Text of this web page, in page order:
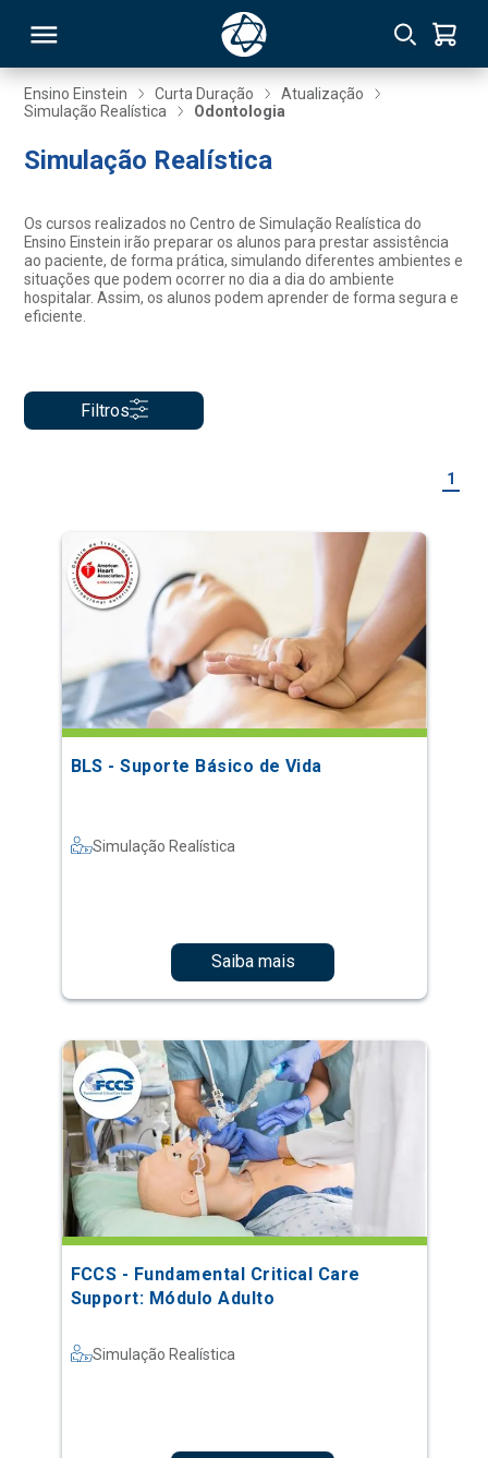
Ensino Einstein Curta Duração
Atualização
Simulação Realística
Odontologia
Simulação Realística
Os cursos realizados no Centro de Simulação Realística do
Ensino Einstein irão preparar os alunos para prestar assistência
ao paciente, de forma prática, simulando diferentes ambientes e
situações que podem ocorrer no dia a dia do ambiente
hospitalar. Assim, os alunos podem aprender de forma segura e
eficiente.
Filtros
1
BLS - Suporte Básico de Vida
Simulação Realística
Saiba mais
FCCS - Fundamental Critical Care
Support: Módulo Adulto
Simulação Realística